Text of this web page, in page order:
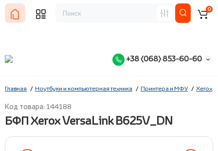
+38 (068) 853-60-60
0
Главная Ноутбуки и компьютерная техника Принтера и МФУ Xerox
Код товара: 144188
БФП Xerox VersaLink B625V_DN